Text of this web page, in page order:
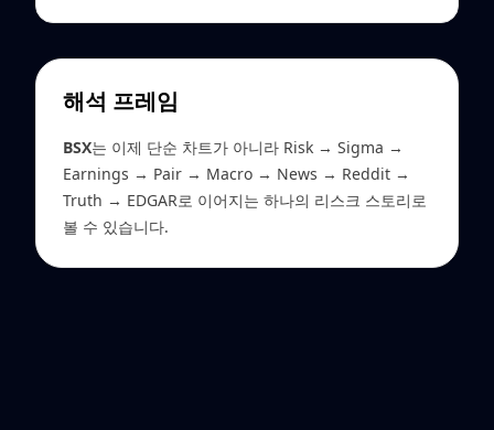
해석 프레임
BSX는 이제 단순 차트가 아니라 Risk → Sigma →
Earnings → Pair → Macro → News → Reddit →
Truth → EDGAR로 이어지는 하나의 리스크 스토리로
볼 수 있습니다.